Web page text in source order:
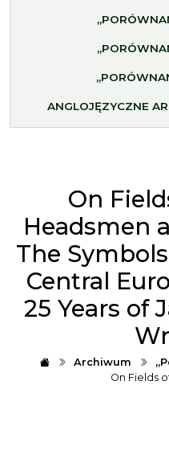
ANGLOJĘZYCZNE
On
Headsmen
The
Central
25 Years of
Archiwum
On Fields